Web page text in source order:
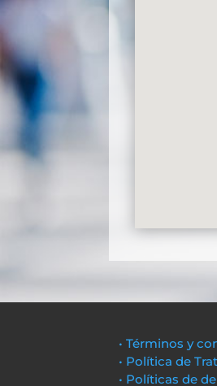
• Términos y
• Política de
• Políticas de